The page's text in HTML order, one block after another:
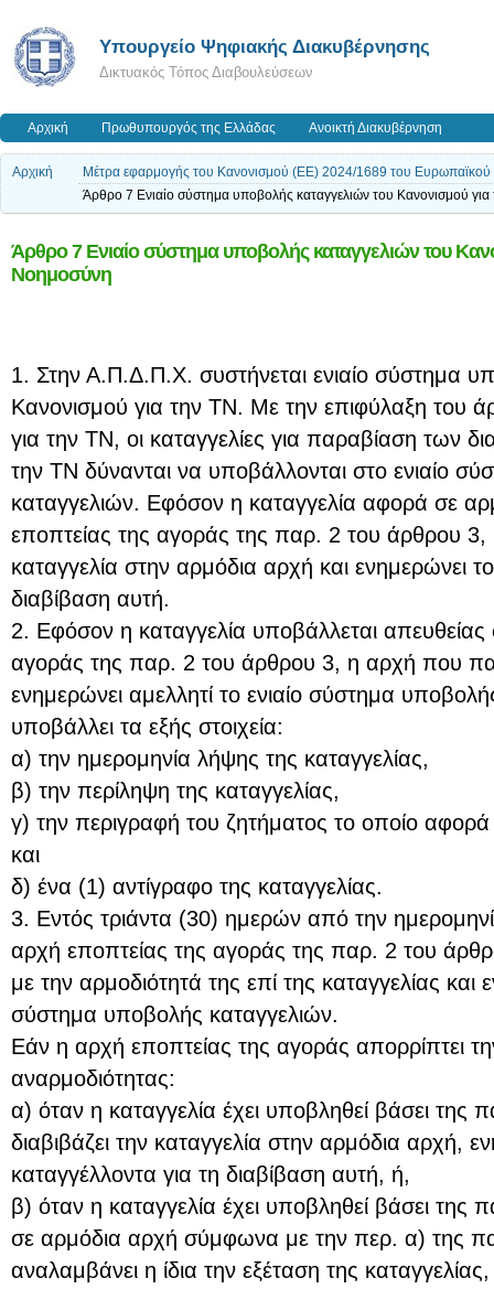
Υπουργείο Ψηφιακής Διακυβέρνησης
Δικτυακός Τόπος Διαβουλεύσεων
Αρχική Πρωθυπουργός της Ελλάδας Ανοικτή Διακυβέρνηση
Αρχική
Μέτρα εφαρμογής του Κανονισμού (ΕΕ) 2024/1689 του Ευρωπαϊκού
Άρθρο 7 Ενιαίο σύστημα υποβολής καταγγελιών του Κανονισμού
Άρθρο 7 Ενιαίο σύστημα υποβολής καταγγελιών του
Νοημοσύνη
1. Στην Α.Π.Δ.Π.Χ. συστήνεται ενιαίο σύστημα
Κανονισμού για την ΤΝ. Με την επιφύλαξη του
για την ΤΝ, οι καταγγελίες για παραβίαση των
την ΤΝ δύνανται να υποβάλλονται στο ενιαίο
καταγγελιών. Εφόσον η καταγγελία αφορά σε
εποπτείας της αγοράς της παρ. 2 του άρθρου
καταγγελία στην αρμόδια αρχή και ενημερώνει
διαβίβαση αυτή.
2. Εφόσον η καταγγελία υποβάλλεται
αγοράς της παρ. 2 του άρθρου 3, η αρχή που
ενημερώνει αμελλητί το ενιαίο σύστημα
υποβάλλει τα εξής στοιχεία:
α) την ημερομηνία λήψης της καταγγελίας,
β) την περίληψη της καταγγελίας,
γ) την περιγραφή του ζητήματος το οποίο
και
δ) ένα (1) αντίγραφο της καταγγελίας.
3. Εντός τριάντα (30) ημερών από την
αρχή εποπτείας της αγοράς της παρ. 2 του
με την αρμοδιότητά της επί της καταγγελίας και
σύστημα υποβολής καταγγελιών.
Εάν η αρχή εποπτείας της αγοράς απορρίπτει
αναρμοδιότητας:
α) όταν η καταγγελία έχει υποβληθεί βάσει
διαβιβάζει την καταγγελία στην αρμόδια αρχή,
καταγγέλλοντα για τη διαβίβαση αυτή, ή,
β) όταν η καταγγελία έχει υποβληθεί βάσει της
σε αρμόδια αρχή σύμφωνα με την περ. α) της
αναλαμβάνει η ίδια την εξέταση της